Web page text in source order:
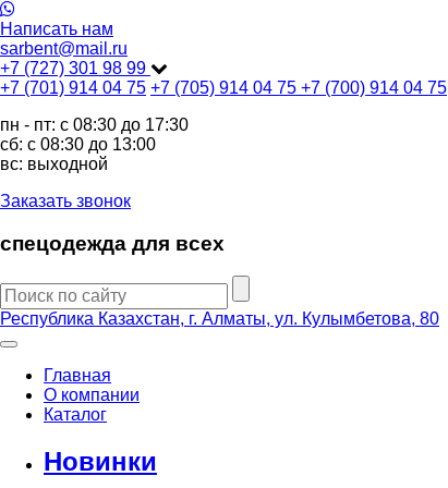
Написать нам
sarbent@mail.ru
+7 (727) 301 98 99
+7 (701) 914 04 75 +7 (705) 914 04 75 +7 (700) 914 04 75
пн - пт: c 08:30 до 17:30
сб: c 08:30 до 13:00
вс: выходной
Заказать звонок
спецодежда для всех
Республика Казахстан, г. Алматы, ул. Кулымбетова, 80
Главная
О компании
Каталог
Новинки